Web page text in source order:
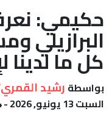
حكيمي:
البرازيلي
كل ما لدينا
بواسطةرشيد
السبت 13 يونيو, 2026 - 00:24